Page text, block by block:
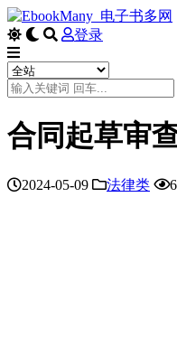
登录
合同起草审
2024-05-09 法律类